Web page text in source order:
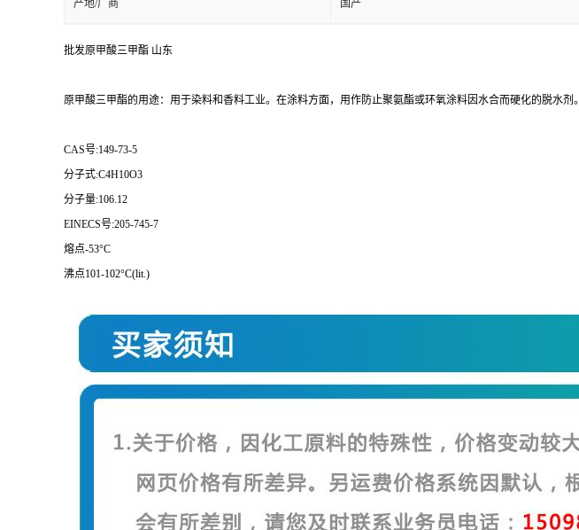
产地/厂商 国产
批发原甲酸三甲酯 山东
原甲酸三甲酯的用途：用于染料和香料工业。在涂料方面，用作防止聚氨酯或环氧涂料因水合而硬化的脱水剂。
CAS号:149-73-5
分子式:C4H10O3
分子量:106.12
EINECS号:205-745-7
熔点-53°C
沸点101-102°C(lit.)